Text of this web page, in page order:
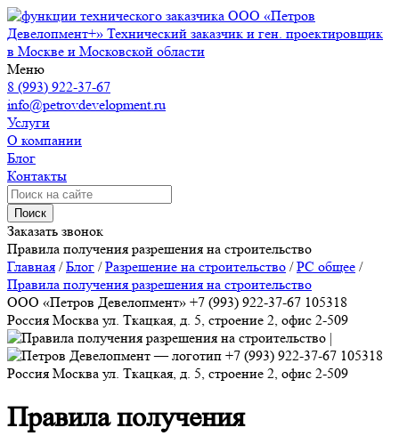
ООО «Петров
Девелопмент+» Технический заказчик и ген. проектировщик
в Москве и Московской области
Меню
8 (993) 922-37-67
info@petrovdevelopment.ru
Услуги
О компании
Блог
Контакты
Поиск
Заказать звонок
Правила получения разрешения на строительство
Главная /Блог /Разрешение на строительство /РС общее /
Правила получения разрешения на строительство
ООО «Петров Девелопмент» +7 (993) 922-37-67 105318
Россия Москва ул. Ткацкая, д. 5, строение 2, офис 2-509
+7 (993) 922-37-67 105318
Россия Москва ул. Ткацкая, д. 5, строение 2, офис 2-509
Правила получения